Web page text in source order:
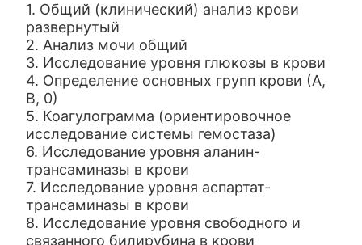
1. Общий (клинический) анализ крови
развернутый
2. Анализ мочи общий
3. Исследование уровня глюкозы в крови
4. Определение основных групп крови (А,
В, 0)
5. Коагулограмма (ориентировочное
исследование системы гемостаза)
6. Исследование уровня аланин-
трансаминазы в крови
7. Исследование уровня аспартат-
трансаминазы в крови
8. Исследование уровня свободного и
связанного билирубина в крови